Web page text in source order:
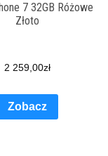
7 32GB Różowe
Złoto
2 259,00zł
Zobacz